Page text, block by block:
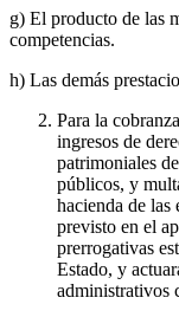
g) El producto de las
competencias.
h) Las demás
Para la
ingresos de
patrimoniales
públicos, y
hacienda de las
previsto en el
prerrogativas
Estado, y
administrativos